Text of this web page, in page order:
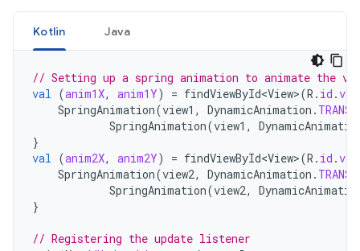
Kotlin Java
// Setting up a spring animation to animate the
val (anim1X, anim1Y) = findViewById<View>(R . id .
SpringAnimation(view1 , DynamicAnimation .
SpringAnimation(view1 ,
}
val (anim2X, anim2Y) = findViewById<View>(R . id .
SpringAnimation(view2, DynamicAnimation .
SpringAnimation(view2,
}
// Registering the update listener